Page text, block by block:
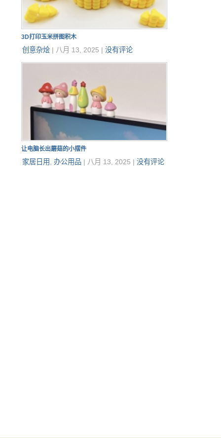
3D打印玉米拼图积木
创意杂烩| 八月 13, 2025 | 没有评论
让电脑长出蘑菇的小摆件
家居日用 办公用品| 八月 13, 2025 | 没有评论